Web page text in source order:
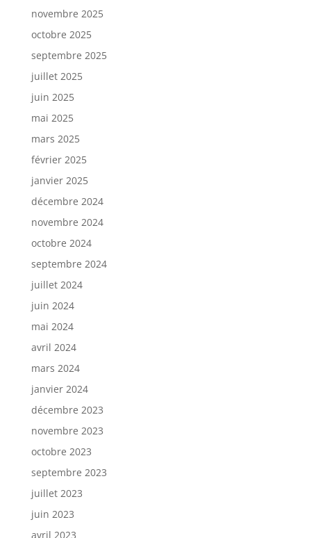
novembre 2025
octobre 2025
septembre 2025
juillet 2025
juin 2025
mai 2025
mars 2025
février 2025
janvier 2025
décembre 2024
novembre 2024
octobre 2024
septembre 2024
juillet 2024
juin 2024
mai 2024
avril 2024
mars 2024
janvier 2024
décembre 2023
novembre 2023
octobre 2023
septembre 2023
juillet 2023
juin 2023
avril 2023